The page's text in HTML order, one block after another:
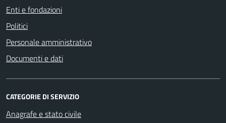
Enti e fondazioni
Politici
Personale amministrativo
Documenti e dati
CATEGORIE DI SERVIZIO
Anagrafe e stato civile